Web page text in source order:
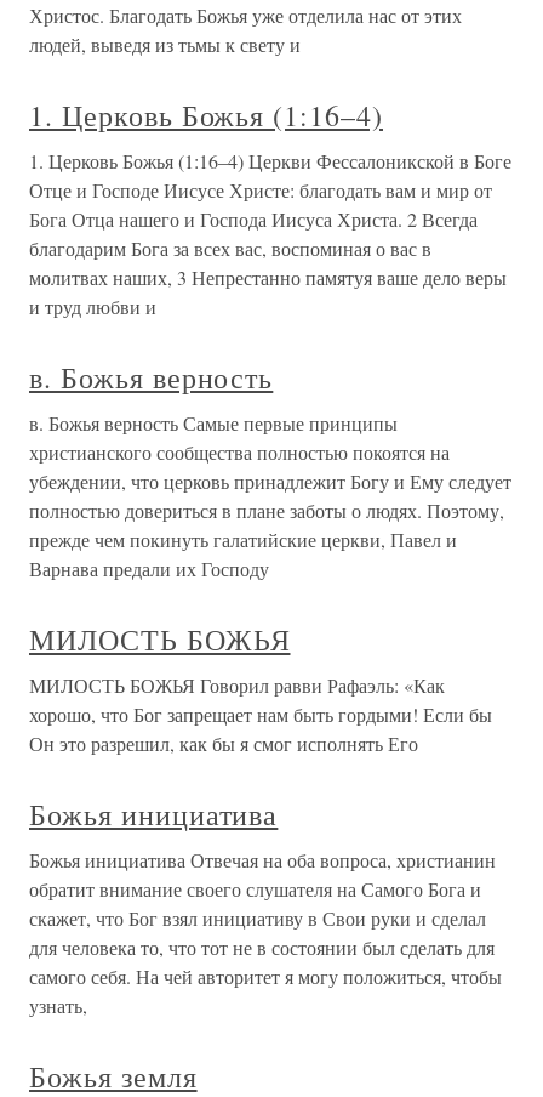
Христос. Благодать Божья уже отделила нас от этих
людей, выведя из тьмы к свету и
1. Церковь Божья (1:16–4)
1. Церковь Божья (1:16–4) Церкви Фессалоникской в Боге
Отце и Господе Иисусе Христе: благодать вам и мир от
Бога Отца нашего и Господа Иисуса Христа. 2 Всегда
благодарим Бога за всех вас, воспоминая о вас в
молитвах наших, 3 Непрестанно памятуя ваше дело веры
и труд любви и
в. Божья верность
в. Божья верность Самые первые принципы
христианского сообщества полностью покоятся на
убеждении, что церковь принадлежит Богу и Ему следует
полностью довериться в плане заботы о людях. Поэтому,
прежде чем покинуть галатийские церкви, Павел и
Варнава предали их Господу
МИЛОСТЬ БОЖЬЯ
МИЛОСТЬ БОЖЬЯ Говорил равви Рафаэль: «Как
хорошо, что Бог запрещает нам быть гордыми! Если бы
Он это разрешил, как бы я смог исполнять Его
Божья инициатива
Божья инициатива Отвечая на оба вопроса, христианин
обратит внимание своего слушателя на Самого Бога и
скажет, что Бог взял инициативу в Свои руки и сделал
для человека то, что тот не в состоянии был сделать для
самого себя. На чей авторитет я могу положиться, чтобы
узнать,
Божья земля